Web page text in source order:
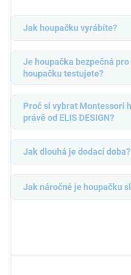
Jak houpačku vyrábíte?
Je houpačka bezpečná
houpačku testujete?
Proč si vybrat Montessori
právě od ELIS DESIGN?
Jak dlouhá je dodací doba?
Jak náročné je houpačku